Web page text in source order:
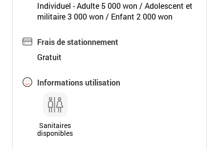
Individuel - Adulte 5 000 won / Adolescent et
militaire 3 000 won / Enfant 2 000 won
Frais de stationnement
Gratuit
Informations utilisation
Sanitaires
disponibles